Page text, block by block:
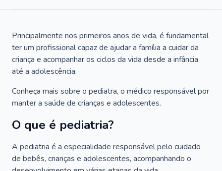
Principalmente nos primeiros anos de vida, é fundamental
ter um profissional capaz de ajudar a família a cuidar da
criança e acompanhar os ciclos da vida desde a infância
até a adolescência.
Conheça mais sobre o pediatra, o médico responsável por
manter a saúde de crianças e adolescentes.
O que é pediatria?
A pediatria é a especialidade responsável pelo cuidado
de bebês, crianças e adolescentes, acompanhando o